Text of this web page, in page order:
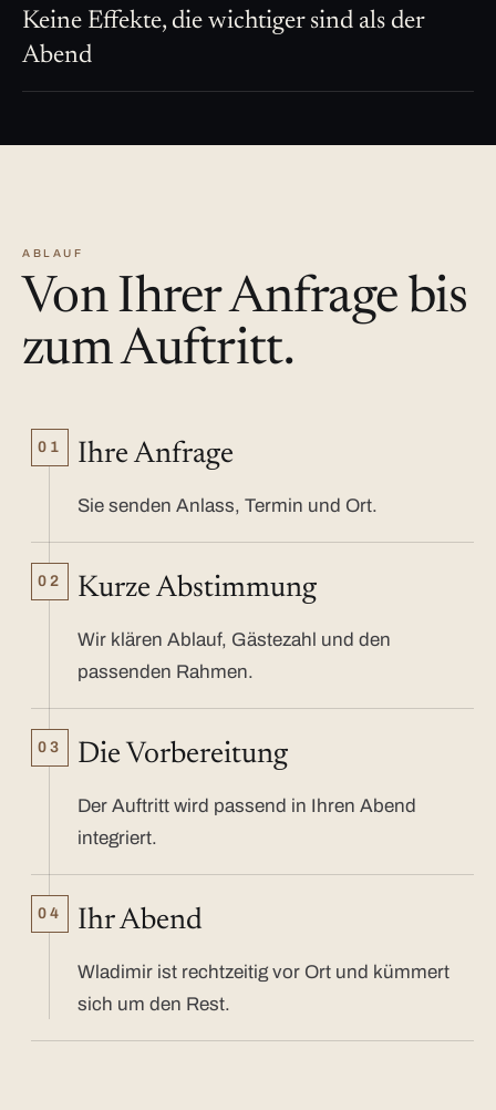
Keine Effekte, die wichtiger sind als der
Abend
ABLAUF
Von Ihrer Anfrage bis
zum Auftritt.
01 Ihre Anfrage
Sie senden Anlass, Termin und Ort.
02 Kurze Abstimmung
Wir klären Ablauf, Gästezahl und den
passenden Rahmen.
03 Die Vorbereitung
Der Auftritt wird passend in Ihren Abend
integriert.
04 Ihr Abend
Wladimir ist rechtzeitig vor Ort und kümmert
sich um den Rest.